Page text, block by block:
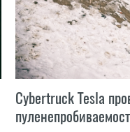
Cybertruck Tesla